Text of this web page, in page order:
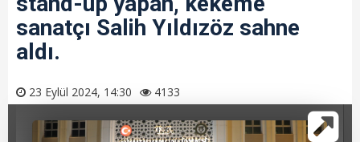
Müdürlükler
Program ve Raporlar
Meclis Üyelerimiz
E-Belediye
sanatçı Salih Yıldızöz sahne
aldı.
23 Eylül 2024, 14:30 4133